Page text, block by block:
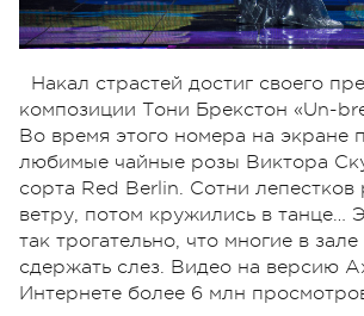
Накал страстей достиг своего
композиции Тони Брекстон «Un-
Во время этого номера на экране
любимые чайные розы Виктора
сорта Red Berlin. Сотни лепестков
ветру, потом кружились в танце…
так трогательно, что многие в
сдержать слез. Видео на версию
Интернете более 6 млн